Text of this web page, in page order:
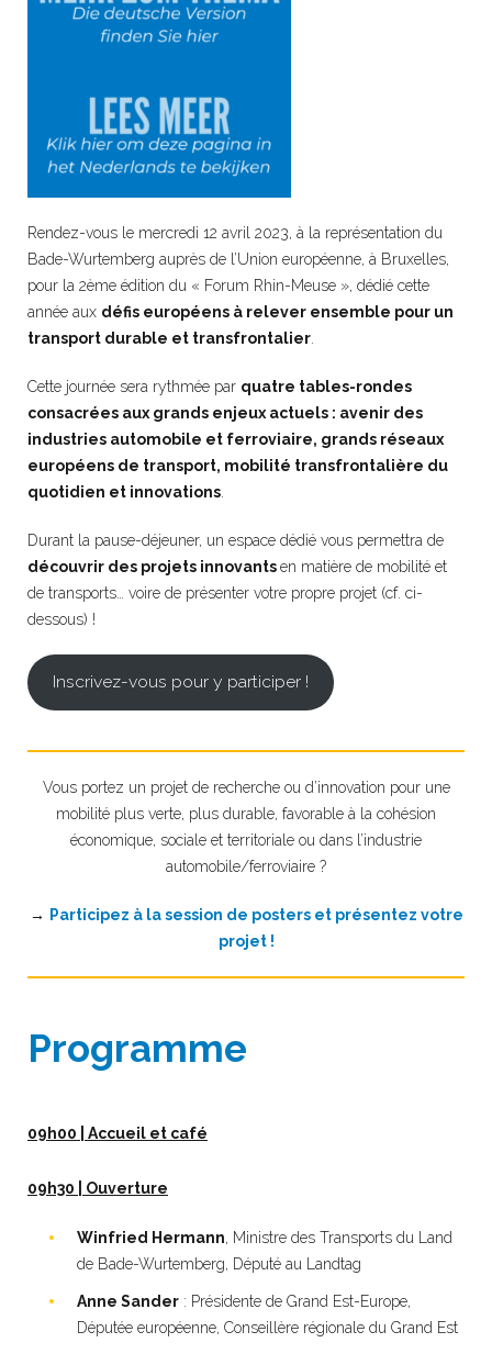
Rendez-vous le mercredi 12 avril 2023, à la représentation du
Bade-Wurtemberg auprès de l’Union européenne, à Bruxelles,
pour la 2ème édition du « Forum Rhin-Meuse », dédié cette
année aux défis européens à relever ensemble pour un
transport durable et transfrontalier
Cette journée sera rythmée par quatre tables-rondes
consacrées aux grands enjeux actuels : avenir des
industries automobile et ferroviaire, grands réseaux
européens de transport, mobilité transfrontalière du
quotidien et innovations
Durant la pause-déjeuner, un espace dédié vous permettra de
découvrir des projets innovantsen matière de mobilité et
de transports… voire de présenter votre propre projet (cf. ci-
dessous) !
Inscrivez-vous pour y participer !
Vous portez un projet de recherche ou d’innovation pour une
mobilité plus verte, plus durable, favorable à la cohésion
économique, sociale et territoriale ou dans l’industrie
automobile/ferroviaire ?
→
Participez à la session de posters et présentez votre
projet !
Programme
09h00 | Accueil et café
09h30 | Ouverture
Winfried Hermann, Ministre des Transports du Land
de Bade-Wurtemberg, Député au Landtag
Anne Sander : Présidente de Grand Est-Europe,
Députée européenne, Conseillère régionale du Grand Est